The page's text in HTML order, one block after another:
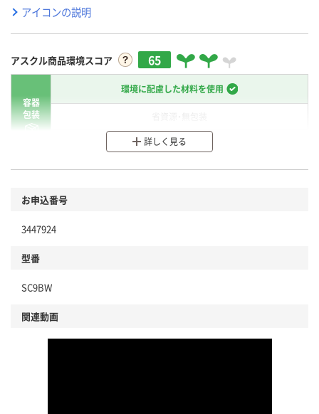
アイコンの説明
アスクル商品環境スコア 65
容器
包装
環境に配慮した材料を使用
分別・リサイクルしやすい設計
商品
本体
仕組
詳しく見る
お申込番号
3447924
型番
SC9BW
関連動画